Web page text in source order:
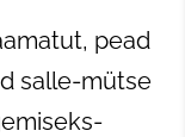
pead
salle-mütse